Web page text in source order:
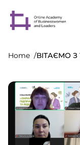
Home ВІТАЄМО